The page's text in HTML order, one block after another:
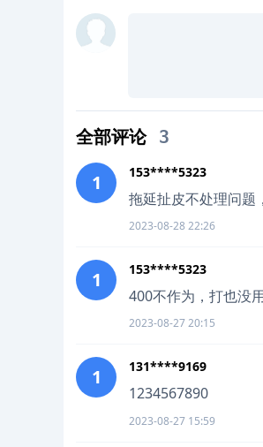
全部评论 3
1 153****5323
拖延扯皮不处理问题
2023-08-28 22:26
1 153****5323
400不作为，打也没
2023-08-27 20:15
1 131****9169
1234567890
2023-08-27 15:59